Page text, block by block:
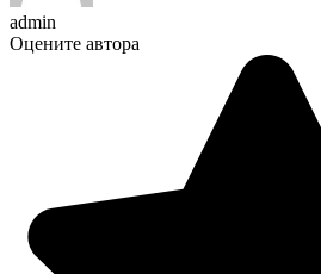
admin
Оцените автора